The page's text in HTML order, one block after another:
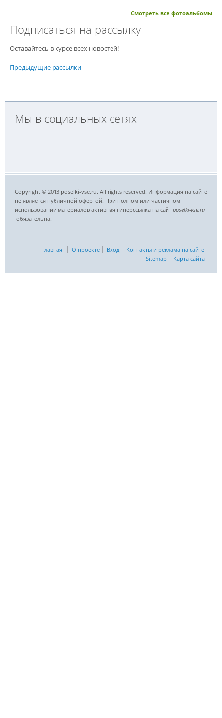
Смотреть все фотоальбомы
Подписаться на рассылку
Оставайтесь в курсе всех новостей!
Предыдущие рассылки
Мы в социальных сетях
Copyright © 2013 poselki-vse.ru. All rights reserved. Информация на сайте
не является публичной офертой. При полном или частичном
использовании материалов активная гиперссылка на сайт poselki-vse.ru​
обязательна.
Главная О проекте Вход
Контакты и реклама на сайте
Sitemap
Карта сайта